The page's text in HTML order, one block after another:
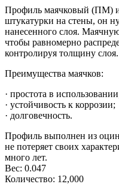
Профиль маячковый (ПМ)
штукатурки на стены, он
нанесенного слоя.
чтобы равномерно
контролируя толщину слоя.
Преимущества маячков:
· простота в
· устойчивость к коррозии;
· долговечность.
Профиль выполнен из
не потеряет своих
много лет.
Вес: 0.047
Количество: 12,000